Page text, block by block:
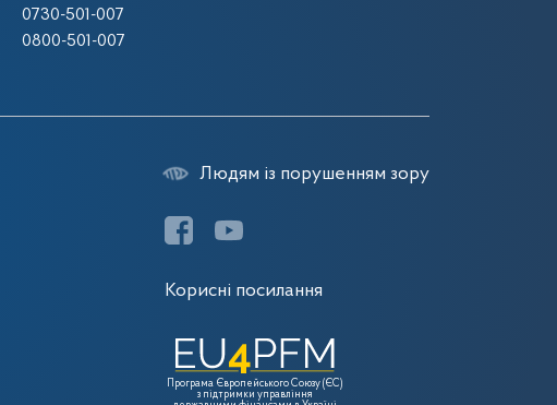
0730-501-007
0800-501-007
Людям із порушенням зору
Корисні посилання
Програма Європейського Союзу (ЄС)
з підтримки управління